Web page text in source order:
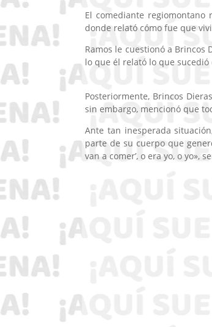
El comediante regiomontano
donde relató cómo fue que
Ramos le cuestionó a Brincos
lo que él relató lo que sucedió
Posteriormente, Brincos
sin embargo, mencionó que
Ante tan inesperada
parte de su cuerpo que
van a comer’, o era yo, o yo»,